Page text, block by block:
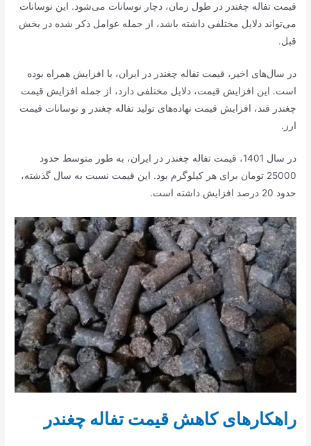
قیمت تفاله چغندر در طول زمان، دچار نوسانات می‌شود. این نوسانات
می‌تواند دلایل مختلفی داشته باشد، از جمله عوامل ذکر شده در بخش
قبل.
در سال‌های اخیر، قیمت تفاله چغندر در ایران، با افزایش همراه بوده
است. این افزایش قیمت، دلایل مختلفی دارد، از جمله افزایش قیمت
چغندر قند، افزایش قیمت نهاده‌های تولید تفاله چغندر و نوسانات قیمت
ارز.
در سال 1401، قیمت تفاله چغندر در ایران، به طور متوسط حدود
25000 تومان برای هر کیلوگرم بود. این قیمت نسبت به سال گذشته،
حدود 20 درصد افزایش داشته است.
راهکارهای کاهش قیمت تفاله چغندر